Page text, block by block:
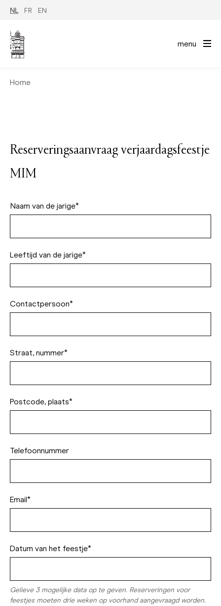
inhoud
gaan
NL FR EN
menu
Home
Reserveringsaanvraag verjaardagsfeestje
MIM
Naam van de jarige*
Leeftijd van de jarige*
Contactpersoon*
Straat, nummer*
Postcode, plaats*
Telefoonnummer
Email*
Datum van het feestje*
Gelieve 3 mogelijke data op te geven. Reserveringen voor
feestjes moeten drie weken op voorhand aangevraagd worden.